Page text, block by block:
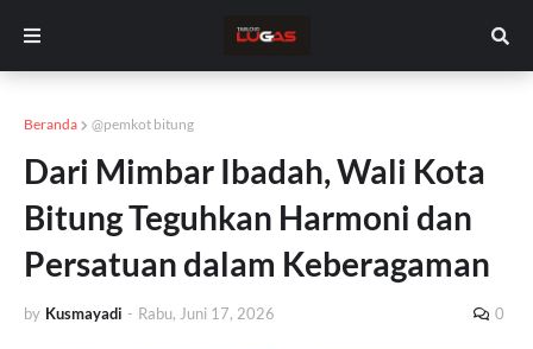
Beranda @pemkot bitung
Dari Mimbar Ibadah, Wali Kota
Bitung Teguhkan Harmoni dan
Persatuan dalam Keberagaman
by Kusmayadi - Rabu, Juni 17, 2026 0